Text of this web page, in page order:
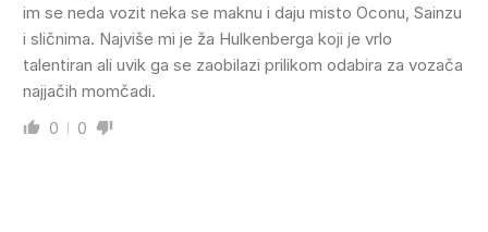
im se neda vozit neka se maknu i daju misto Oconu, Sainzu
i sličnima. Najviše mi je ža Hulkenberga koji je vrlo
talentiran ali uvik ga se zaobilazi prilikom odabira za vozača
najjačih momčadi.
0 0